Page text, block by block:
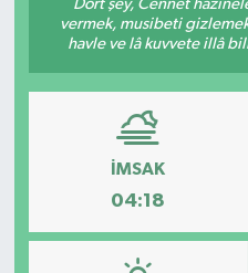
Dört şey, Cennet
vermek, musibeti
havle ve lâ kuvvete illâ
İMSAK
04:18